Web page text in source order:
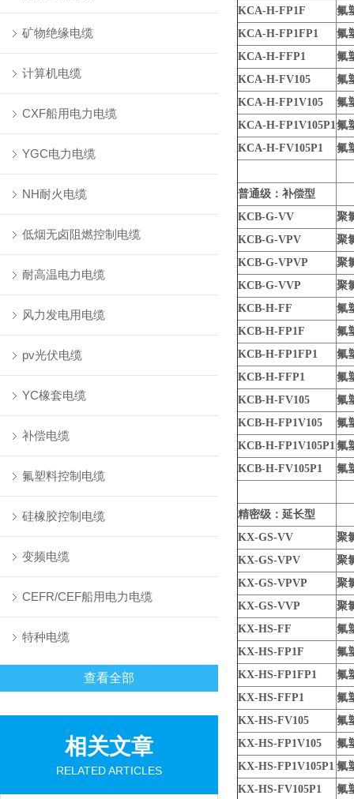
矿物绝缘电缆
计算机电缆
CXF船用电力电缆
YGC电力电缆
NH耐火电缆
低烟无卤阻燃控制电缆
耐高温电力电缆
风力发电用电缆
pv光伏电缆
YC橡套电缆
补偿电缆
氟塑料控制电缆
硅橡胶控制电缆
变频电缆
CEFR/CEF船用电力电缆
特种电缆
查看全部
相关文章
RELATED ARTICLES
KCA-H-FP1F
氟
KCA-H-FP1FP1
氟
KCA-H-FFP1
氟
KCA-H-FV105
氟
KCA-H-FP1V105
氟
KCA-H-FP1V105P1氟
KCA-H-FV105P1
氟
普通级：补偿型
KCB-G-VV
聚
KCB-G-VPV
聚
KCB-G-VPVP
聚
KCB-G-VVP
聚
KCB-H-FF
氟
KCB-H-FP1F
氟
KCB-H-FP1FP1
氟
KCB-H-FFP1
氟
KCB-H-FV105
氟
KCB-H-FP1V105
氟
KCB-H-FP1V105P1氟
KCB-H-FV105P1
氟
精密级：延长型
KX-GS-VV
聚
KX-GS-VPV
聚
KX-GS-VPVP
聚
KX-GS-VVP
聚
KX-HS-FF
氟
KX-HS-FP1F
氟
KX-HS-FP1FP1
氟
KX-HS-FFP1
氟
KX-HS-FV105
氟
KX-HS-FP1V105
氟
KX-HS-FP1V105P1 氟
KX-HS-FV105P1
氟